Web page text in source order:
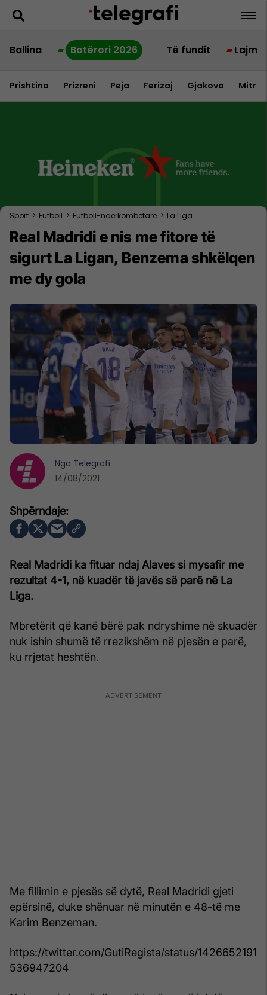
Ballina Botërori 2026 Të fundit Lajme
Prishtina Prizreni Peja Ferizaj Gjakova
Sport > Futboll > Futboll-nderkombetare > La Liga
Real Madridi e nis me fitore të
sigurt La Ligan, Benzema shkëlqen
me dy gola
Real Madridi ka fituar ndaj Alaves si mysafir me
rezultat 4-1, në kuadër të javës së parë në La
Liga.
Mbretërit që kanë bërë pak ndryshime në skuadër
nuk ishin shumë të rrezikshëm në pjesën e parë,
ku rrjetat heshtën.
Me fillimin e pjesës së dytë, Real Madridi gjeti
epërsinë, duke shënuar në minutën e 48-të me
Karim Benzeman.
https://twitter.com/GutiRegista/status/1426652191
536947204
Nga Telegrafi
14/08/2021